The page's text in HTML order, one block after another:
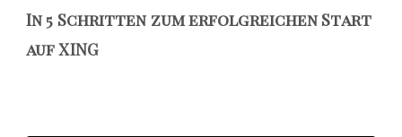
In 5 Schritten zum erfolgreichen Start
auf XING